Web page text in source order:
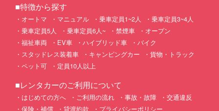
■特徴から探す
オートマ マニュアル 乗車定員1~2人
乗車定員3~4人
乗車定員5人
乗車定員6人~ 禁煙車
オープン
福祉車両
EV車 ハイブリッド車
バイク
スタッドレス装着車
キャンピングカー
貨物・トラック
ペット可
定員10人以上
■レンタカーのご利用について
はじめての方へ ご利用の流れ 事故・故障
交通違反
保険・補償
貸渡約款
プライバシーポリシー